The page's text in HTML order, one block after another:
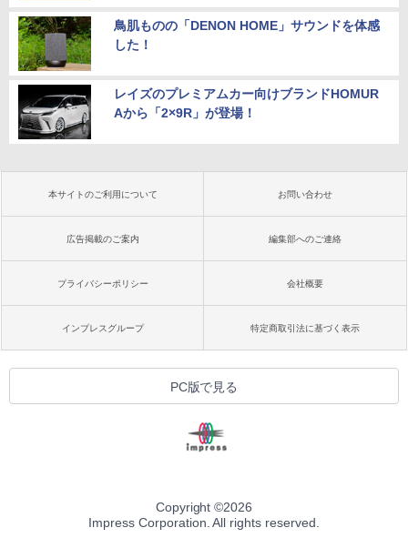
鳥肌ものの「DENON HOME」サウンドを体感
した！
レイズのプレミアムカー向けブランドHOMUR
Aから「2×9R」が登場！
本サイトのご利用について お問い合わせ
広告掲載のご案内 編集部へのご連絡
プライバシーポリシー 会社概要
インプレスグループ 特定商取引法に基づく表示
PC版で見る
Copyright ©2026
Impress Corporation. All rights reserved.